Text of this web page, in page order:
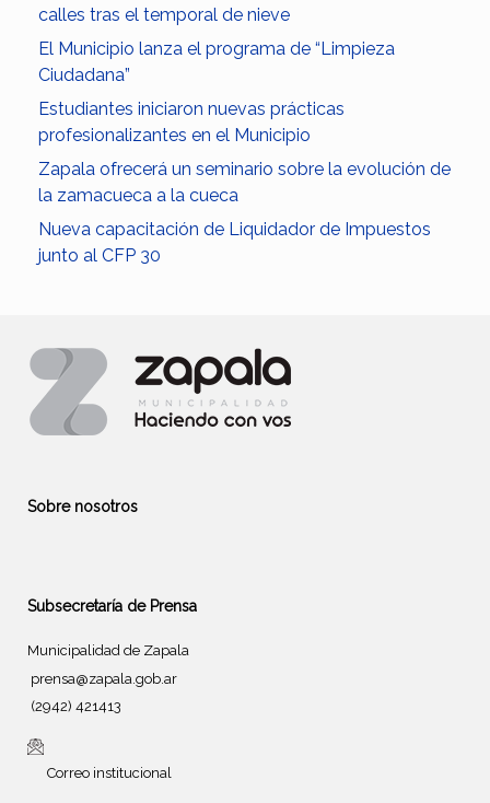
calles tras el temporal de nieve
El Municipio lanza el programa de “Limpieza
Ciudadana”
Estudiantes iniciaron nuevas prácticas
profesionalizantes en el Municipio
Zapala ofrecerá un seminario sobre la evolución de
la zamacueca a la cueca
Nueva capacitación de Liquidador de Impuestos
junto al CFP 30
Sobre nosotros
Subsecretaría de Prensa
Municipalidad de Zapala
prensa@zapala.gob.ar
(2942) 421413
Correo institucional